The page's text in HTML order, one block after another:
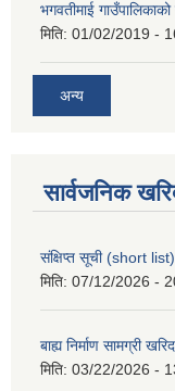
भगवतीमाई
मिति: 01/02/2019 -
अन्य
सार्वजनिक
संक्षिप्त सूची (short list)
मिति: 07/12/2026 -
बाह्य निर्माण सामग्री
मिति: 03/22/2026 -